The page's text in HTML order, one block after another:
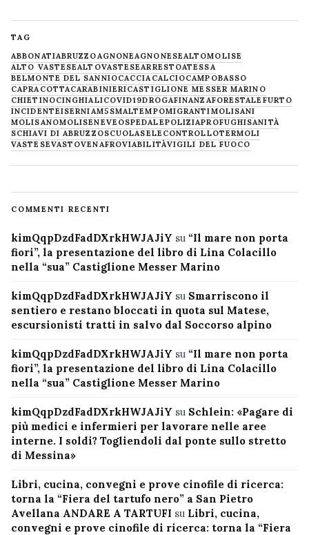
TAG
ABBONATIABRUZZOAGNONEAGNONESEALTOMOLISE
ALTO VASTESEALTOVASTESEARRESTOATESSA
BELMONTE DEL SANNIOCACCIACALCIOCAMPOBASSO
CAPRACOTTACARABINIERICASTIGLIONE MESSER MARINO
CHIETINOCINGHIALICOVID19DROGAFINANZAFORESTALE FURTO
INCIDENTEISERNIAM5SMALTEMPOMIGRANTIMOLISANI
MOLISANOMOLISENEVE OSPEDALEPOLIZIAPROFUGHISANITÀ
SCHIAVI DI ABRUZZOSCUOLASELECONTROLLOTERMOLI
VASTESEVASTOVENAFROVIABILITÀVIGILI DEL FUOCO
COMMENTI RECENTI
kimQqpDzdFadDXrkHWJAJiY su “Il mare non porta
fiori”, la presentazione del libro di Lina Colacillo
nella “sua” Castiglione Messer Marino
kimQqpDzdFadDXrkHWJAJiY su Smarriscono il
sentiero e restano bloccati in quota sul Matese,
escursionisti tratti in salvo dal Soccorso alpino
kimQqpDzdFadDXrkHWJAJiY su “Il mare non porta
fiori”, la presentazione del libro di Lina Colacillo
nella “sua” Castiglione Messer Marino
kimQqpDzdFadDXrkHWJAJiY su Schlein: «Pagare di
più medici e infermieri per lavorare nelle aree
interne. I soldi? Togliendoli dal ponte sullo stretto
di Messina»
Libri, cucina, convegni e prove cinofile di ricerca:
torna la “Fiera del tartufo nero” a San Pietro
Avellana ANDARE A TARTUFI su Libri, cucina,
convegni e prove cinofile di ricerca: torna la “Fiera